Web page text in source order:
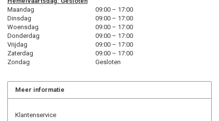
Maandag
09:00 – 17:00
Dinsdag
09:00 – 17:00
Woensdag
09:00 – 17:00
Donderdag
09:00 – 17:00
Vrijdag
09:00 – 17:00
Zaterdag
09:00 – 17:00
Zondag
Gesloten
Meer informatie
Klantenservice